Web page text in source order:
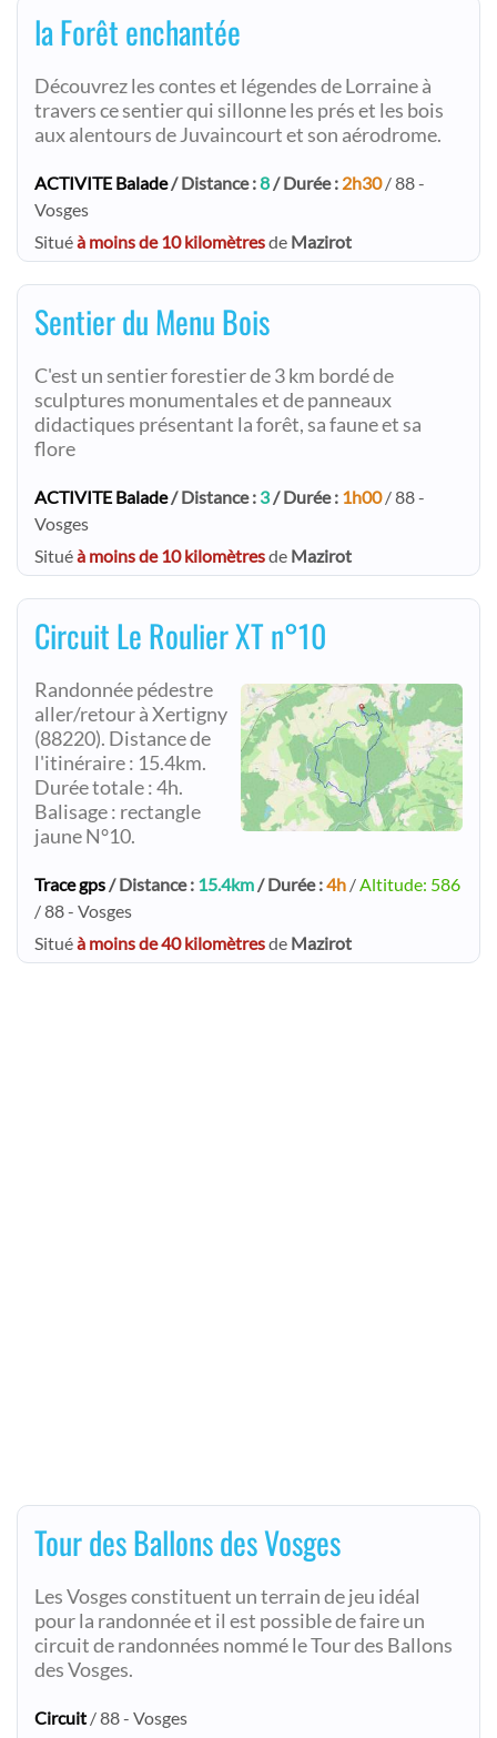
la Forêt enchantée
Découvrez les contes et légendes de Lorraine à
travers ce sentier qui sillonne les prés et les bois
aux alentours de Juvaincourt et son aérodrome.
ACTIVITE Balade/ Distance :8/ Durée : 2h30/ 88 -
Vosges
Situéà moins de 10 kilomètresde Mazirot
Sentier du Menu Bois
C'est un sentier forestier de 3 km bordé de
sculptures monumentales et de panneaux
didactiques présentant la forêt, sa faune et sa
flore
ACTIVITE Balade/ Distance : 3/ Durée : 1h00/ 88 -
Vosges
Situéà moins de 10 kilomètresde Mazirot
Circuit Le Roulier XT n°10
Randonnée pédestre
aller/retour à Xertigny
(88220). Distance de
l'itinéraire : 15.4km.
Durée totale : 4h.
Balisage : rectangle
jaune N°10.
Trace gps/ Distance : 15.4km/ Durée :4h /Altitude: 586
/ 88 - Vosges
Situéà moins de 40 kilomètresde Mazirot
Tour des Ballons des Vosges
Les Vosges constituent un terrain de jeu idéal
pour la randonnée et il est possible de faire un
circuit de randonnées nommé le Tour des Ballons
des Vosges.
Circuit / 88 - Vosges